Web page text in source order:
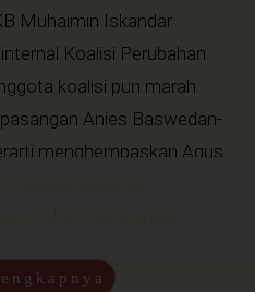
Muhaimin Iskandar
Koalisi Perubahan.
koalisi pun marah
Anies Baswedan-
menghempaskan Agus